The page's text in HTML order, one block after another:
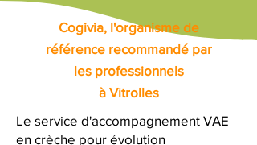
Cogivia, l'organisme de
référence recommandé par
les professionnels
à Vitrolles
Le service d'accompagnement VAE
en crèche pour évolution